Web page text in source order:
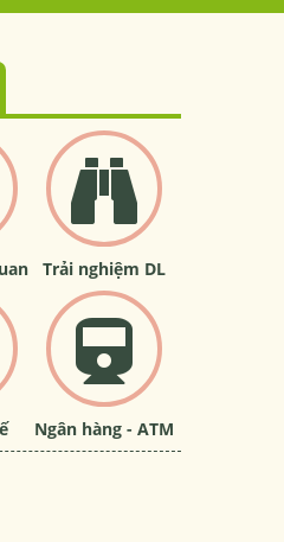
Trải nghiệm DL
Ngân hàng - ATM